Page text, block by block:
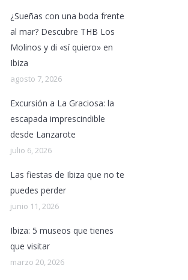
¿Sueñas con una boda frente
al mar? Descubre THB Los
Molinos y di «sí quiero» en
Ibiza
agosto 7, 2026
Excursión a La Graciosa: la
escapada imprescindible
desde Lanzarote
julio 6, 2026
Las fiestas de Ibiza que no te
puedes perder
junio 11, 2026
Ibiza: 5 museos que tienes
que visitar
marzo 20, 2026